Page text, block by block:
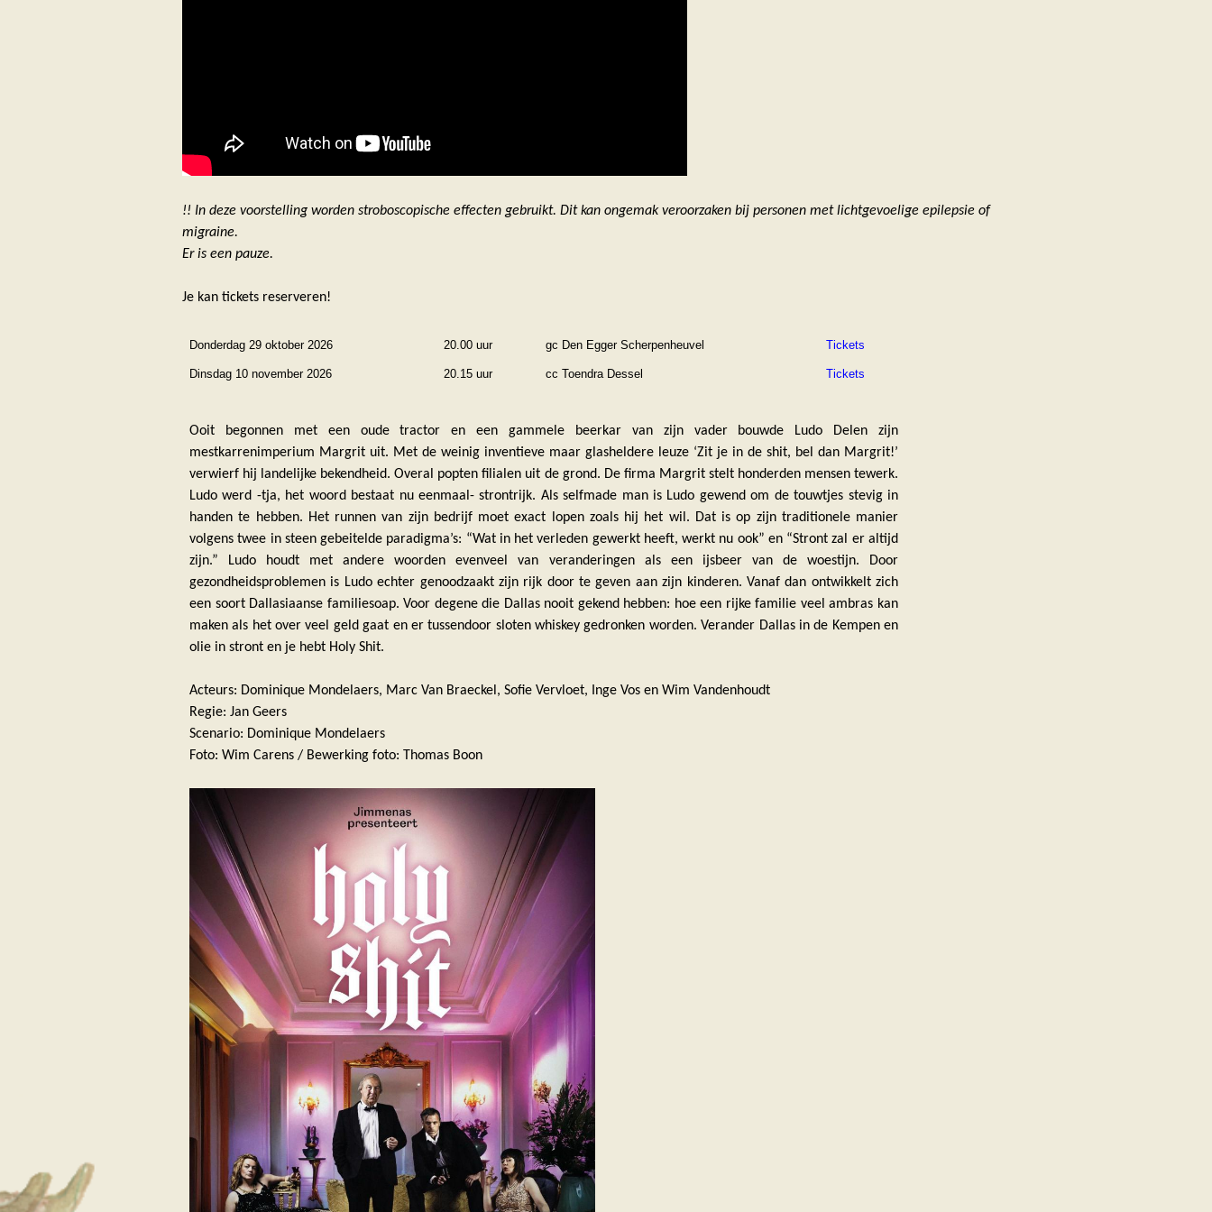
!! In deze voorstelling worden stroboscopische effecten gebruikt. Dit kan ongemak veroorzaken bij personen met lichtgevoelige epilepsie of
migraine.
Er is een pauze.
Je kan tickets reserveren!
Donderdag 29 oktober 2026 20.00 uur gc Den Egger Scherpenheuvel Tickets
Dinsdag 10 november 2026 20.15 uur cc Toendra Dessel Tickets
Ooit begonnen met een oude tractor en een gammele beerkar van zijn vader bouwde Ludo Delen zijn
mestkarrenimperium Margrit uit. Met de weinig inventieve maar glasheldere leuze ‘Zit je in de shit, bel dan Margrit!’
verwierf hij landelijke bekendheid. Overal popten filialen uit de grond. De firma Margrit stelt honderden mensen tewerk.
Ludo werd -tja, het woord bestaat nu eenmaal- strontrijk. Als selfmade man is Ludo gewend om de touwtjes stevig in
handen te hebben. Het runnen van zijn bedrijf moet exact lopen zoals hij het wil. Dat is op zijn traditionele manier
volgens twee in steen gebeitelde paradigma’s: “Wat in het verleden gewerkt heeft, werkt nu ook” en “Stront zal er altijd
zijn.” Ludo houdt met andere woorden evenveel van veranderingen als een ijsbeer van de woestijn. Door
gezondheidsproblemen is Ludo echter genoodzaakt zijn rijk door te geven aan zijn kinderen. Vanaf dan ontwikkelt zich
een soort Dallasiaanse familiesoap. Voor degene die Dallas nooit gekend hebben: hoe een rijke familie veel ambras kan
maken als het over veel geld gaat en er tussendoor sloten whiskey gedronken worden. Verander Dallas in de Kempen en
olie in stront en je hebt Holy Shit.
Acteurs: Dominique Mondelaers, Marc Van Braeckel, Sofie Vervloet, Inge Vos en Wim Vandenhoudt
Regie: Jan Geers
Scenario: Dominique Mondelaers
Foto: Wim Carens / Bewerking foto: Thomas Boon